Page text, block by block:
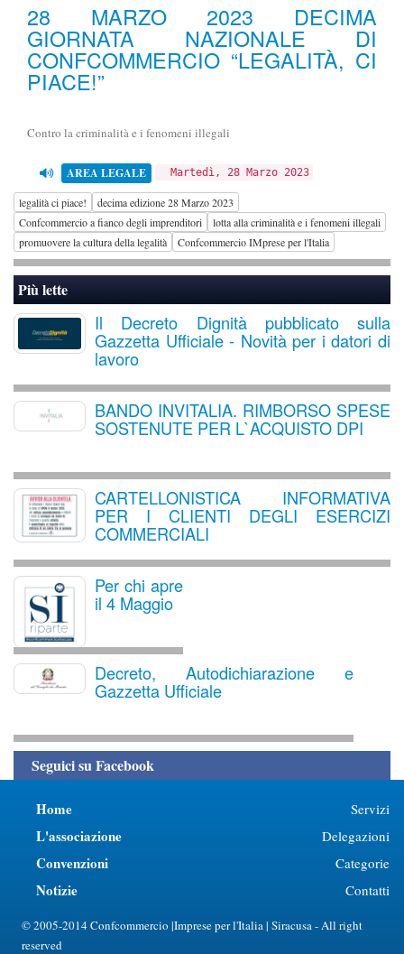
28 MARZO 2023 DECIMA
GIORNATA NAZIONALE DI
CONFCOMMERCIO “LEGALITÀ, CI
PIACE!”
Contro la criminalità e i fenomeni illegali
AREA LEGALE Martedì, 28 Marzo 2023
legalità ci piace!
decima edizione 28 Marzo 2023
Confcommercio a fianco degli imprenditori
lotta alla criminalità e i fenomeni illegali
promuovere la cultura della legalità
Confcommercio IMprese per l'Italia
Più lette
Il Decreto Dignità pubblicato sulla
Gazzetta Ufficiale - Novità per i datori di
lavoro
BANDO INVITALIA. RIMBORSO SPESE
SOSTENUTE PER L`ACQUISTO DPI
CARTELLONISTICA INFORMATIVA
PER I CLIENTI DEGLI ESERCIZI
COMMERCIALI
Per chi apre
il 4 Maggio
Decreto, Autodichiarazione e
Gazzetta Ufficiale
Seguici su Facebook
Home
L'associazione
Convenzioni
Notizie
Servizi
Delegazioni
Categorie
Contatti
© 2005-2014 Confcommercio |Imprese per l'Italia | Siracusa - All right
reserved